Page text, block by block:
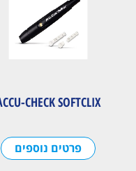
CHECK SOFTCLIX
פרטים נוספים